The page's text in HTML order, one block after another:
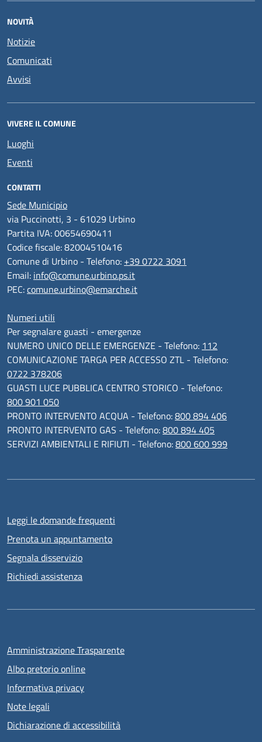
NOVITÀ
Notizie
Comunicati
Avvisi
VIVERE IL COMUNE
Luoghi
Eventi
CONTATTI
Sede Municipio
via Puccinotti, 3 - 61029 Urbino
Partita IVA: 00654690411
Codice fiscale: 82004510416
Comune di Urbino - Telefono: +39 0722 3091
Email: info@comune.urbino.ps.it
PEC:comune.urbino@emarche.it
Numeri utili
Per segnalare guasti - emergenze
NUMERO UNICO DELLE EMERGENZE - Telefono: 112
COMUNICAZIONE TARGA PER ACCESSO ZTL - Telefono:
0722 378206
GUASTI LUCE PUBBLICA CENTRO STORICO - Telefono:
800 901 050
PRONTO INTERVENTO ACQUA - Telefono:800 894 406
PRONTO INTERVENTO GAS - Telefono:800 894 405
SERVIZI AMBIENTALI E RIFIUTI - Telefono:800 600 999
Leggi le domande frequenti
Prenota un appuntamento
Segnala disservizio
Richiedi assistenza
Amministrazione Trasparente
Albo pretorio online
Informativa privacy
Note legali
Dichiarazione di accessibilità